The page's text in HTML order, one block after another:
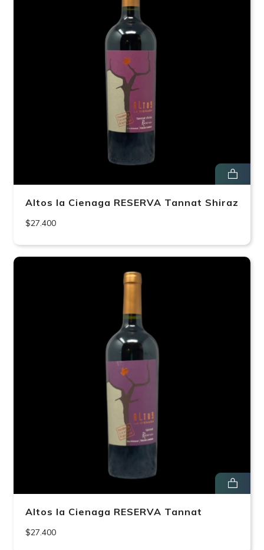
Altos la Cienaga RESERVA Tannat Shiraz
$27.400
Altos la Cienaga RESERVA Tannat
$27.400